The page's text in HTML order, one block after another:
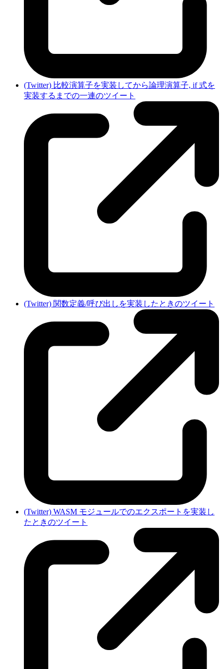
(Twitter) 比較演算子を実装してから論理演算子, if 式を
実装するまでの一連のツイート
(Twitter) 関数定義/呼び出しを実装したときのツイート
(Twitter) WASM モジュールでのエクスポートを実装し
たときのツイート